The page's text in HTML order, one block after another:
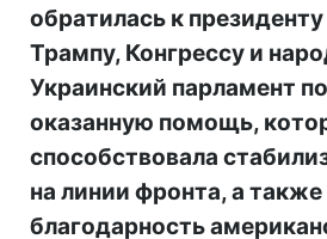
обратилась к
Трампу, Конгрессу и
Украинский парламент
оказанную помощь,
способствовала
на линии фронта, а
благодарность